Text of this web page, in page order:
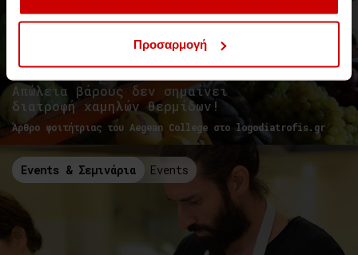
Προσαρμογή
Της Γεωργίας Μαρίας Χριστοπούλου
Απώλεια βάρους δεν σημαίνει
διατροφή χαμηλών θερμίδων!
Άρθρο φοιτήτριας του Aegean College στο logodiatrofis.gr
Events & Σεμινάρια Events